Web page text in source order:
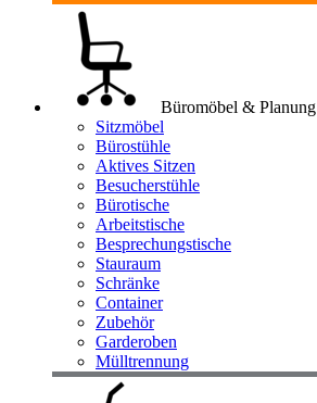
Büromöbel & Planung
Sitzmöbel
Bürostühle
Aktives Sitzen
Besucherstühle
Bürotische
Arbeitstische
Besprechungstische
Stauraum
Schränke
Container
Zubehör
Garderoben
Mülltrennung